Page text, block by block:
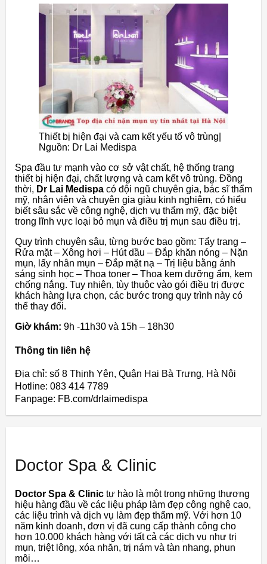
Thiết bị hiện đại và cam kết yếu tố vô trùng|
Nguồn: Dr Lai Medispa
Spa đầu tư mạnh vào cơ sở vật chất, hệ thống trang
thiết bị hiện đại, chất lượng và cam kết vô trùng. Đồng
thời, Dr Lai Medispa có đội ngũ chuyên gia, bác sĩ thẩm
mỹ, nhân viên và chuyên gia giàu kinh nghiệm, có hiểu
biết sâu sắc về công nghệ, dịch vụ thẩm mỹ, đặc biệt
trong lĩnh vực loại bỏ mụn và điều trị mụn sau điều trị.
Quy trình chuyên sâu, từng bước bao gồm: Tẩy trang –
Rửa mặt – Xông hơi – Hút dầu – Đắp khăn nóng – Nặn
mụn, lấy nhân mụn – Đắp mặt nạ – Trị liệu bằng ánh
sáng sinh học – Thoa toner – Thoa kem dưỡng ẩm, kem
chống nắng. Tuy nhiên, tùy thuộc vào gói điều trị được
khách hàng lựa chọn, các bước trong quy trình này có
thể thay đổi.
Giờ khám: 9h -11h30 và 15h – 18h30
Thông tin liên hệ
Địa chỉ: số 8 Thịnh Yên, Quận Hai Bà Trưng, Hà Nội
Hotline: 083 414 7789
Fanpage: FB.com/drlaimedispa
Doctor Spa & Clinic
Doctor Spa & Clinic tự hào là một trong những thương
hiệu hàng đầu về các liệu pháp làm đẹp công nghệ cao,
các liệu trình và dịch vụ làm đẹp thẩm mỹ. Với hơn 10
năm kinh doanh, đơn vị đã cung cấp thành công cho
hơn 10.000 khách hàng với tất cả các dịch vụ như trị
mụn, triệt lông, xóa nhăn, trị nám và tàn nhang, phun
môi…